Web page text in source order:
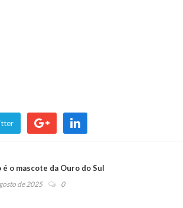
o mascote da Ouro do Sul
de 2025 0